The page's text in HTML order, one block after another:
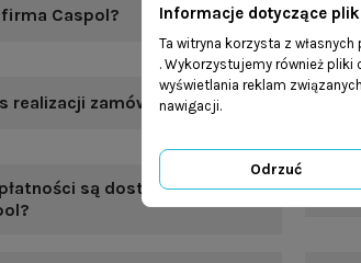
firma Caspol?
realizacji zamówień?
są dostępne w
Informacje dotyczące
Ta witryna korzysta z
. Wykorzystujemy również pliki
wyświetlania reklam
nawigacji.
Odrzuć